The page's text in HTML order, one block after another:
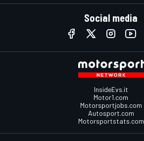
Social media
InsideEvs.it
Motor1.com
Motorsportjobs.com
Autosport.com
Motorsportstats.com